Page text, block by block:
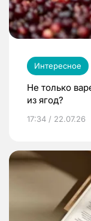
Интересное
Не только
из ягод?
17:34 / 22.07.26